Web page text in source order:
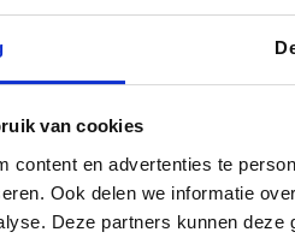
van cookies
content en advertenties te
Ook delen we informatie
Deze partners kunnen
staal
staal
staal